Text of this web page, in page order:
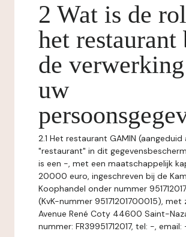
2 Wat is de
het restaurant
de
uw
2.1 Het restaurant GAMIN (aangeduid
"restaurant" in dit
is een -, met een maatschappelijk
20000 euro, ingeschreven bij de
Koophandel onder nummer
(KvK-nummer 95171201700015), met
Avenue René Coty 44600 Saint-
nummer: FR39951712017, tel: -, email: